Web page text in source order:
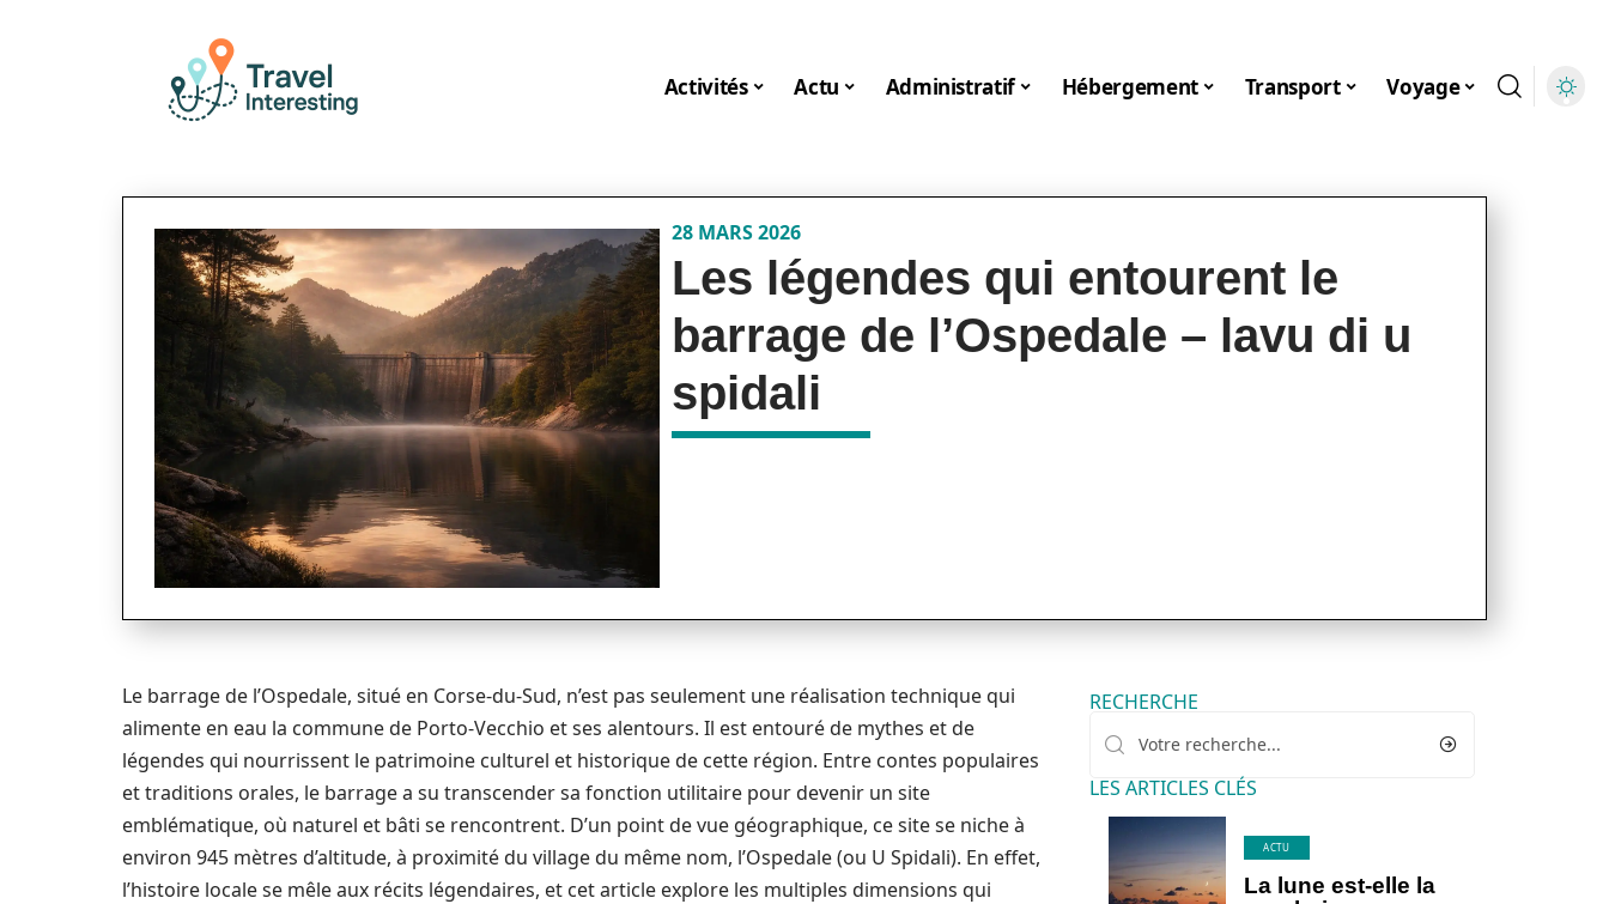
Activités Actu Administratif Hébergement Transport Voyage
28 MARS 2026
Les légendes qui entourent le
barrage de l’Ospedale – lavu di u
spidali
Le barrage de l’Ospedale, situé en Corse-du-Sud, n’est pas seulement une réalisation technique qui
alimente en eau la commune de Porto-Vecchio et ses alentours. Il est entouré de mythes et de
légendes qui nourrissent le patrimoine culturel et historique de cette région. Entre contes populaires
et traditions orales, le barrage a su transcender sa fonction utilitaire pour devenir un site
emblématique, où naturel et bâti se rencontrent. D’un point de vue géographique, ce site se niche à
environ 945 mètres d’altitude, à proximité du village du même nom, l’Ospedale (ou U Spidali). En effet,
l’histoire locale se mêle aux récits légendaires, et cet article explore les multiples dimensions qui
RECHERCHE
LES ARTICLES CLÉS
ACTU
La lune est-elle la